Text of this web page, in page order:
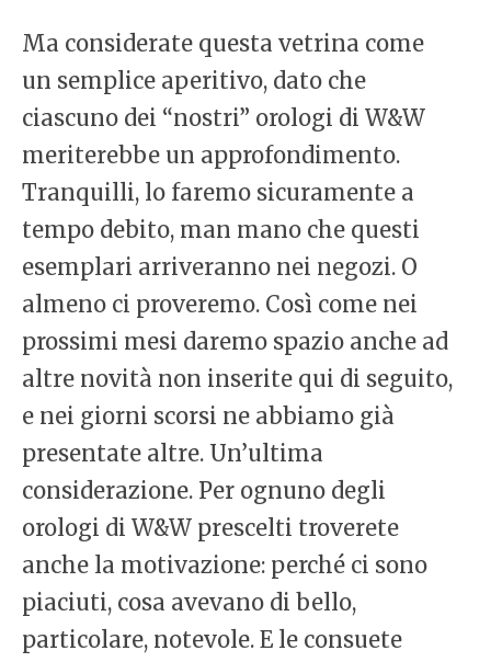
Ma considerate questa vetrina come
un semplice aperitivo, dato che
ciascuno dei “nostri” orologi di W&W
meriterebbe un approfondimento.
Tranquilli, lo faremo sicuramente a
tempo debito, man mano che questi
esemplari arriveranno nei negozi. O
almeno ci proveremo. Così come nei
prossimi mesi daremo spazio anche ad
altre novità non inserite qui di seguito,
e nei giorni scorsi ne abbiamo già
presentate altre. Un’ultima
considerazione. Per ognuno degli
orologi di W&W prescelti troverete
anche la motivazione: perché ci sono
piaciuti, cosa avevano di bello,
particolare, notevole. E le consuete